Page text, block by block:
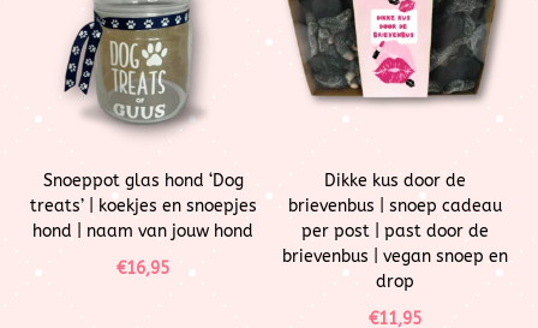
Snoeppot glas hond ‘Dog
treats’ | koekjes en snoepjes
hond | naam van jouw hond
€16,95
Dikke kus door de
brievenbus | snoep cadeau
per post | past door de
brievenbus | vegan snoep en
drop
€11,95